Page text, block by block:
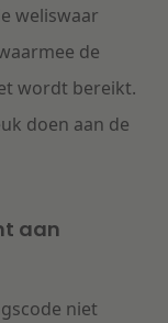
weliswaar
de
wordt bereikt.
doen aan de
aan
niet